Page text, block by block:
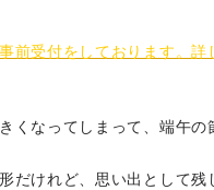
前受付をしております。詳
くなってしまって、端午
だけれど、思い出として